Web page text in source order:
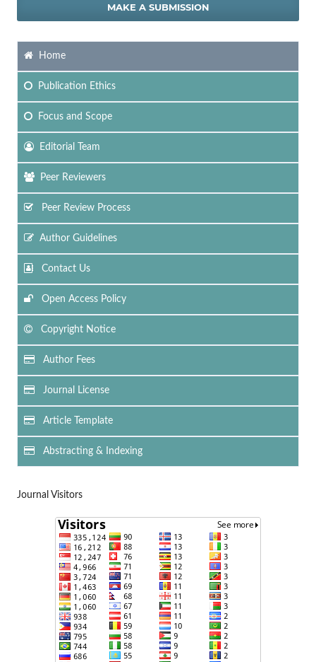
MAKE A SUBMISSION
Home
Publication Ethics
Focusand Scope
Editorial Team
Peer Reviewers
Peer Review Process
Author Guidelines
Contact Us
Open Access Policy
Copyright Notice
Author Fees
Journal License
Article Template
Abstracting & Indexing
Journal Visitors